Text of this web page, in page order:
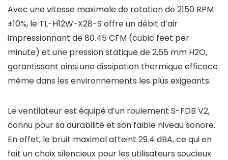
Avec une vitesse maximale de rotation de 2150 RPM
±10%, le TL-H12W-X28-S offre un débit d’air
impressionnant de 80.45 CFM (cubic feet per
minute) et une pression statique de 2.65 mm H2O,
garantissant ainsi une dissipation thermique efficace
même dans les environnements les plus exigeants.
Le ventilateur est équipé d’un roulement S-FDB V2,
connu pour sa durabilité et son faible niveau sonore.
En effet, le bruit maximal atteint 29.4 dBA, ce qui en
fait un choix silencieux pour les utilisateurs soucieux